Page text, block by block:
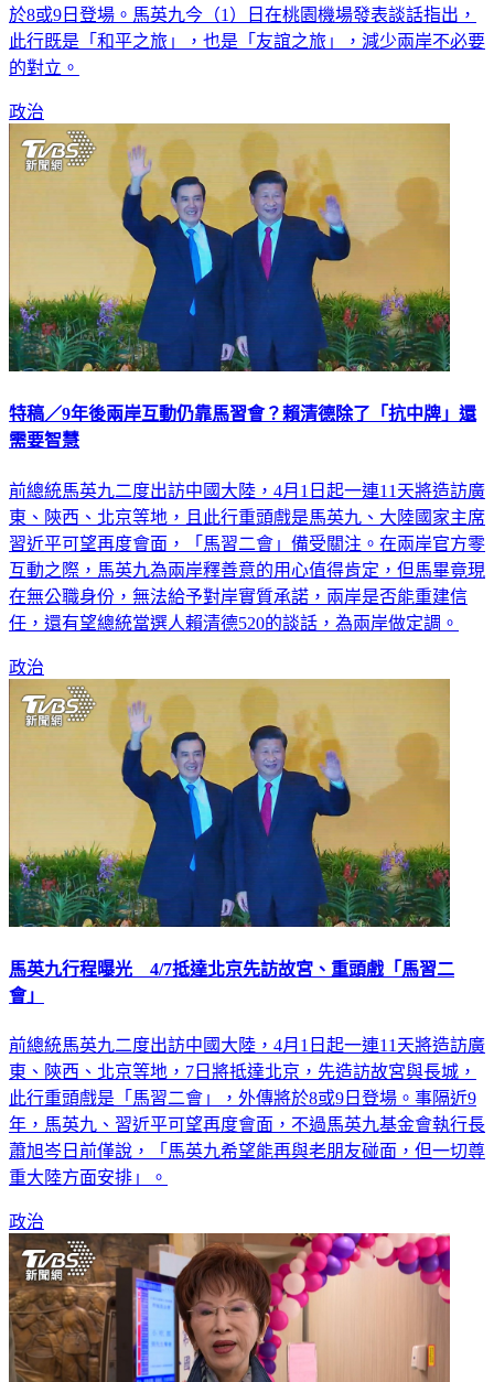
於8或9日登場。馬英九今（1）日在桃園機場發表談話指出，
此行既是「和平之旅」，也是「友誼之旅」，減少兩岸不必要
的對立。
政治
特稿／9年後兩岸互動仍靠馬習會？賴清德除了「抗中牌」還
需要智慧
前總統馬英九二度出訪中國大陸，4月1日起一連11天將造訪廣
東、陝西、北京等地，且此行重頭戲是馬英九、大陸國家主席
習近平可望再度會面，「馬習二會」備受關注。在兩岸官方零
互動之際，馬英九為兩岸釋善意的用心值得肯定，但馬畢竟現
在無公職身份，無法給予對岸實質承諾，兩岸是否能重建信
任，還有望總統當選人賴清德520的談話，為兩岸做定調。
政治
馬英九行程曝光 4/7抵達北京先訪故宮、重頭戲「馬習二
會」
前總統馬英九二度出訪中國大陸，4月1日起一連11天將造訪廣
東、陝西、北京等地，7日將抵達北京，先造訪故宮與長城，
此行重頭戲是「馬習二會」，外傳將於8或9日登場。事隔近9
年，馬英九、習近平可望再度會面，不過馬英九基金會執行長
蕭旭岑日前僅說，「馬英九希望能再與老朋友碰面，但一切尊
重大陸方面安排」。
政治